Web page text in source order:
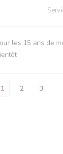
les 15 ans de
1 2 3